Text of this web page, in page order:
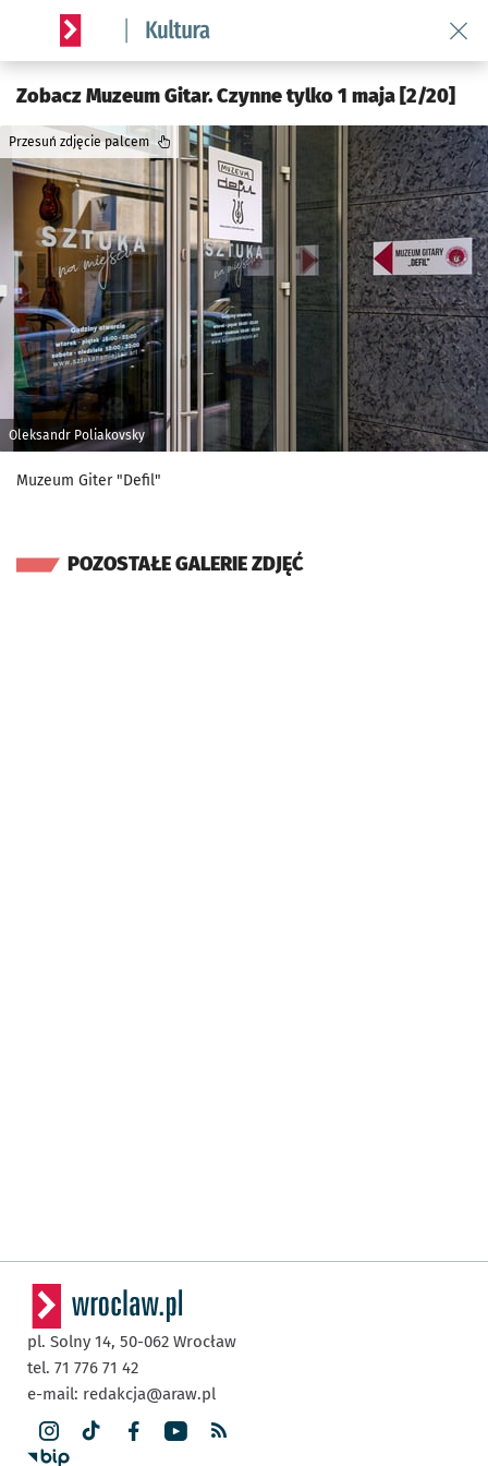
Serwis informacyjny wroclaw.pl podserwis: Kultura
Zobacz Muzeum Gitar. Czynne tylko 1 maja [2/20]
Oleksandr Poliakovsky
Przesuń zdjęcie palcem
Muzeum Giter "Defil"
POZOSTAŁE GALERIE ZDJĘĆ
pl. Solny 14, 50-062 Wrocław
tel. 71 776 71 42
e-mail: redakcja@araw.pl